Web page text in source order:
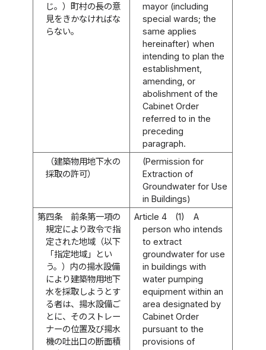
じ。）町村の長の意
見をきかなければな
らない。
mayor (including
special wards; the
same applies
hereinafter) when
intending to plan the
establishment,
amending, or
abolishment of the
Cabinet Order
referred to in the
preceding
paragraph.
（建築物用地下水の
採取の許可）
(Permission for
Extraction of
Groundwater for Use
in Buildings)
第四条
前条第一項の
規定により政令で指
定された地域（以下
「指定地域」とい
う。）内の揚水設備
により建築物用地下
水を採取しようとす
る者は、揚水設備ご
とに、そのストレー
ナーの位置及び揚水
機の吐出口の断面積
Article 4 (1)
A
person who intends
to extract
groundwater for use
in buildings with
water pumping
equipment within an
area designated by
Cabinet Order
pursuant to the
provisions of